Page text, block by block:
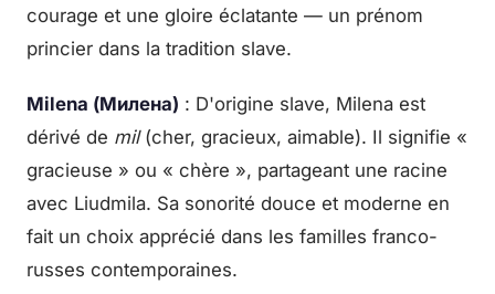
courage et une gloire éclatante — un prénom
princier dans la tradition slave.
Milena (Милена) : D'origine slave, Milena est
dérivé de mil(cher, gracieux, aimable). Il signifie «
gracieuse » ou « chère », partageant une racine
avec Liudmila. Sa sonorité douce et moderne en
fait un choix apprécié dans les familles franco-
russes contemporaines.